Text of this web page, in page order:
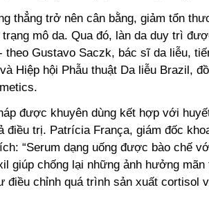
thẳng trở nên cân bằng, giảm tổn
mô da. Qua đó, làn da duy trì
theo Gustavo Saczk, bác sĩ da liễu,
Hiệp hội Phẫu thuật Da liễu Brazil,
được khuyên dùng kết hợp với
điều trị. Patrícia França, giám đốc
“Serum dạng uống được bào chế
giúp chống lại những ảnh hưởng
điều chỉnh quá trình sản xuất cortisol